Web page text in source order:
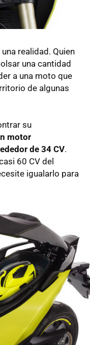
realidad. Quien
una cantidad
a una moto que
de algunas
su
motor
de 34 CV.
60 CV del
igualarlo para